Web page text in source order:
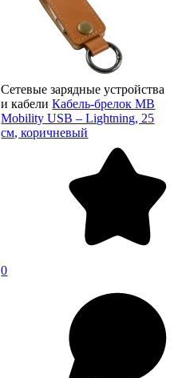
Сетевые зарядные устройства
и кабели Кабель-брелок MB
Mobility USB – Lightning, 25
см, коричневый
0